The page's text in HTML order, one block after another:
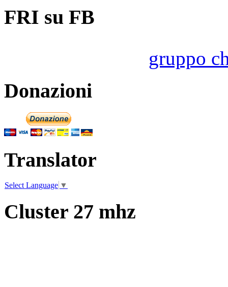
FRI su FB
gruppo
Donazioni
Translator
Select Language ▼
Cluster 27 mhz